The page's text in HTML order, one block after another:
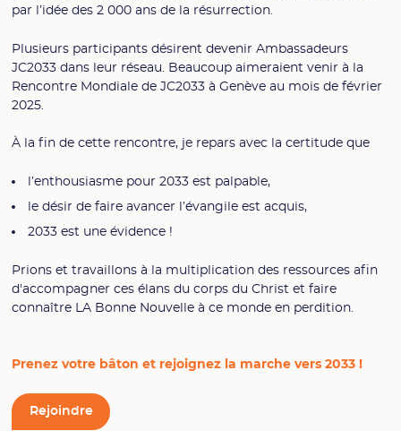
par l’idée des 2 000 ans de la résurrection.
Plusieurs participants désirent devenir Ambassadeurs
JC2033 dans leur réseau. Beaucoup aimeraient venir à la
Rencontre Mondiale de JC2033 à Genève au mois de février
2025.
À la fin de cette rencontre, je repars avec la certitude que
l’enthousiasme pour 2033 est palpable,
le désir de faire avancer l’évangile est acquis,
2033 est une évidence !
Prions et travaillons à la multiplication des ressources afin
d'accompagner ces élans du corps du Christ et faire
connaître LA Bonne Nouvelle à ce monde en perdition.
Prenez votre bâton et rejoignez la marche vers 2033 !
Rejoindre